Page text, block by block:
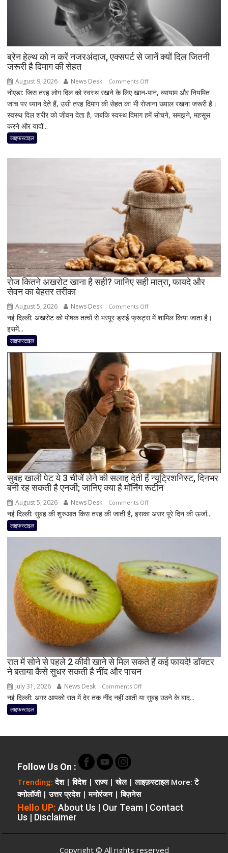
आज
लॉन्च
होगा
नया
Vivo
ब्रेन हेल्थ को न करें नजरअंदाज, एक्सपर्ट से जानें क्यों दिल जितनी
जरूरी है दिमाग की सेहत
August 9, 2026 News Desk Comments Offon
ब्रेन
हेल्थ
को
एक्सपर्ट
से
जानें
क्यों
दिल
जितनी
जरूरी
है
दिमाग
की
सेहत
नोएडा: जिस तरह लोग दिल को स्वस्थ रखने के लिए खान-पान, व्यायाम और नियमित
जांच पर ध्यान देते हैं, उसी तरह दिमाग की सेहत का भी रोजाना ख्याल रखना जरूरी है।
स्वस्थ दिल शरीर को जीवन देता है, जबकि स्वस्थ दिमाग हमें सोचने, समझने, महसूस
करने और यादों...
लाइफस्टाइल
रोज कितने अखरोट खाना है सही? जानिए सही मात्रा, फायदे और
सेवन का बेहतर तरीका
August 5, 2026 News Desk Comments Offon
रोज
खाना
सही?
सही
फायदे
और
सेवन
का
बेहतर
तरीका
नई दिल्ली: अखरोट को पोषक तत्वों से भरपूर ड्राई फ्रूट्स में शामिल किया जाता है।
इसमें...
लाइफस्टाइल
सुबह खाली पेट ये 3 चीजें लेने की सलाह देती हैं न्यूट्रिशनिस्ट, दिनभर
बनी रह सकती है एनर्जी; जानिए क्या है मॉर्निंग रूटीन
August 5, 2026 News Desk Comments Offon
सुबह
पेट
3
चीजें
लेने
की
सलाह
देती
न्यूट्रिशनिस्ट,
दिनभर
बनी
एनर्जी;
है
नई दिल्ली: सुबह की शुरुआत किस तरह की जाती है, इसका असर पूरे दिन की ऊर्जा...
लाइफस्टाइल
रात में सोने से पहले 2 कीवी खाने से मिल सकते हैं कई फायदे! डॉक्टर
ने बताया कैसे सुधर सकती है नींद और पाचन
July 31, 2026 News Desk Comments Offon
रात
से
सकते
नई दिल्ली: अगर आपको रात में देर तक नींद नहीं आती या सुबह उठने के बाद...
लाइफस्टाइल
Follow Us On :
Trending: देश|विदेश|राज्य|खेल|लाइफ़स्टाइल More:टे
क्नोलॉजी|उत्तर प्रदेश| मनोरंजन|बिज़नेस
Hello UP: About Us | Our Team | Contact
Us | Disclaimer
Copyright © All rights reserved